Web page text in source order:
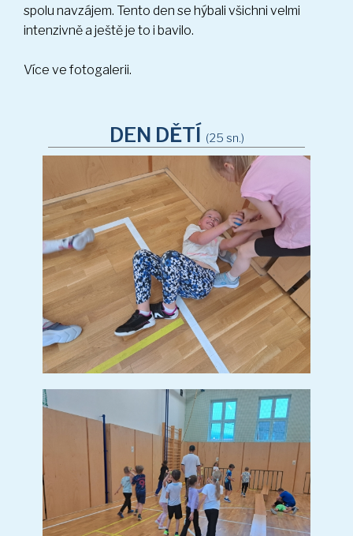
spolu navzájem. Tento den se hýbali všichni velmi
intenzivně a ještě je to i bavilo.
Více ve fotogalerii.